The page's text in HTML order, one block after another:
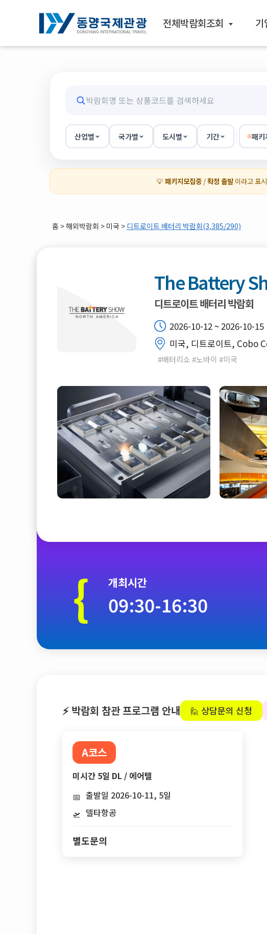
전체박람회조회 기
산업별 국가별 도시별 기간 패키
💡패키지모집중/확정 출발이라고 표
홈 >해외박람회 > 미국 > 디트로이트 배터리 박람회(3,385/290)
The Battery
디트로이트 배터리 박람회
2026-10-12 ~ 2026-10-15
미국, 디트로이트, Cobo
#배터리쇼 #노바이 #미국
{ 개최시간
09:30-16:30
⚡ 박람회 참관 프로그램 안내 🙋 상담문의 신청
A코스
미시간 5일 DL / 에어텔
📅 출발일 2026-10-11, 5일
🛫 델타항공
별도문의